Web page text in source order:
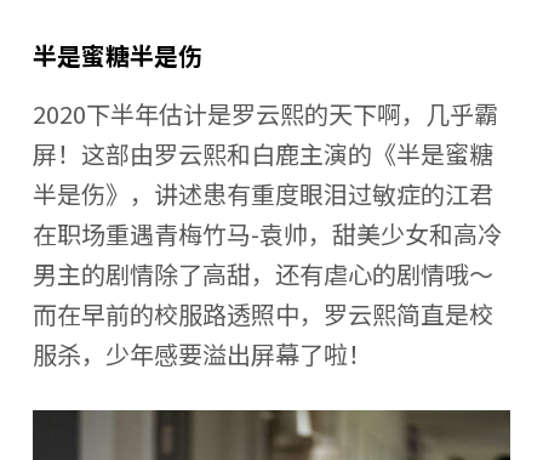
半是蜜糖半是伤
2020下半年估计是罗云熙的天下啊，几乎霸
屏！这部由罗云熙和白鹿主演的《半是蜜糖
半是伤》，讲述患有重度眼泪过敏症的江君
在职场重遇青梅竹马-袁帅，甜美少女和高冷
男主的剧情除了高甜，还有虐心的剧情哦～
而在早前的校服路透照中，罗云熙简直是校
服杀，少年感要溢出屏幕了啦！